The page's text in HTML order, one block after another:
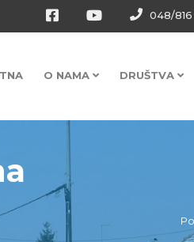
048/
O NAMA DRUŠTVA